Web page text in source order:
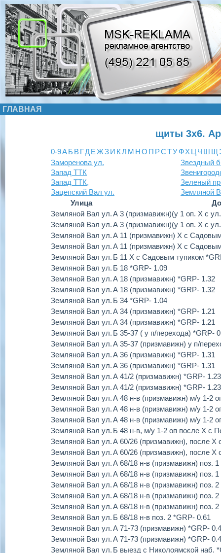
ГЛАВНАЯ
щиты 3х6.
0-9АБ ВГДЕЖЗИ КЛ М НО П РСТУФХ Ц Ч Ш Щ
Заморенова ул.
Запад ТТК
Запад ТТК,
Зацепский Вал ул.
Звездный
Зеленый
Земляной
Улица
Земляной Вал ул.А 3 (призмавижн)(у 1 оп. Х с
Земляной Вал ул.А 3 (призмавижн)(у 1 оп. Х с
Земляной Вал ул.А 11 (призмавижн) Х с
Земляной Вал ул.А 11 (призмавижн) Х с
Земляной Вал ул. Б 11 Х с Садовым тупиком
Земляной Вал ул. Б 18 *GRP- 1.09
Земляной Вал ул.А 18 (призмавижн) *GRP- 1.32
Земляной Вал ул.А 18 (призмавижн) *GRP- 1.32
Земляной Вал ул. Б 34 *GRP- 1.04
Земляной Вал ул.А 34 (призмавижн) *GRP- 1.21
Земляной Вал ул.А 34 (призмавижн) *GRP- 1.21
Земляной Вал ул. Б 35-37 ( у п/перехода) *GRP-
Земляной Вал ул.А 35-37 (призмавижн) у п/
Земляной Вал ул.А 36 (призмавижн) *GRP- 1.31
Земляной Вал ул.А 36 (призмавижн) *GRP- 1.31
Земляной Вал ул.А 41/2 (призмавижн) *GRP- 1.23
Земляной Вал ул.А 41/2 (призмавижн) *GRP- 1.23
Земляной Вал ул.А 48 н-в (призмавижн) м/у 1-2
Земляной Вал ул.А 48 н-в (призмавижн) м/у 1-2
Земляной Вал ул.А 48 н-в (призмавижн) м/у 1-2
Земляной Вал ул. Б 48 н-в, м/у 1-2 оп после Х с
Земляной Вал ул.А 60/26 (призмавижн), после Х
Земляной Вал ул.А 60/26 (призмавижн), после Х
Земляной Вал ул.А 68/18 н-в (призмавижн) поз.
Земляной Вал ул.А 68/18 н-в (призмавижн) поз.
Земляной Вал ул.А 68/18 н-в (призмавижн) поз.
Земляной Вал ул.А 68/18 н-в (призмавижн) поз.
Земляной Вал ул.А 68/18 н-в (призмавижн) поз.
Земляной Вал ул. Б 68/18 н-в поз. 2 *GRP- 0.61
Земляной Вал ул.А 71-73 (призмавижн) *GRP-
Земляной Вал ул.А 71-73 (призмавижн) *GRP-
Земляной Вал ул. Б выезд с Николоямской наб.